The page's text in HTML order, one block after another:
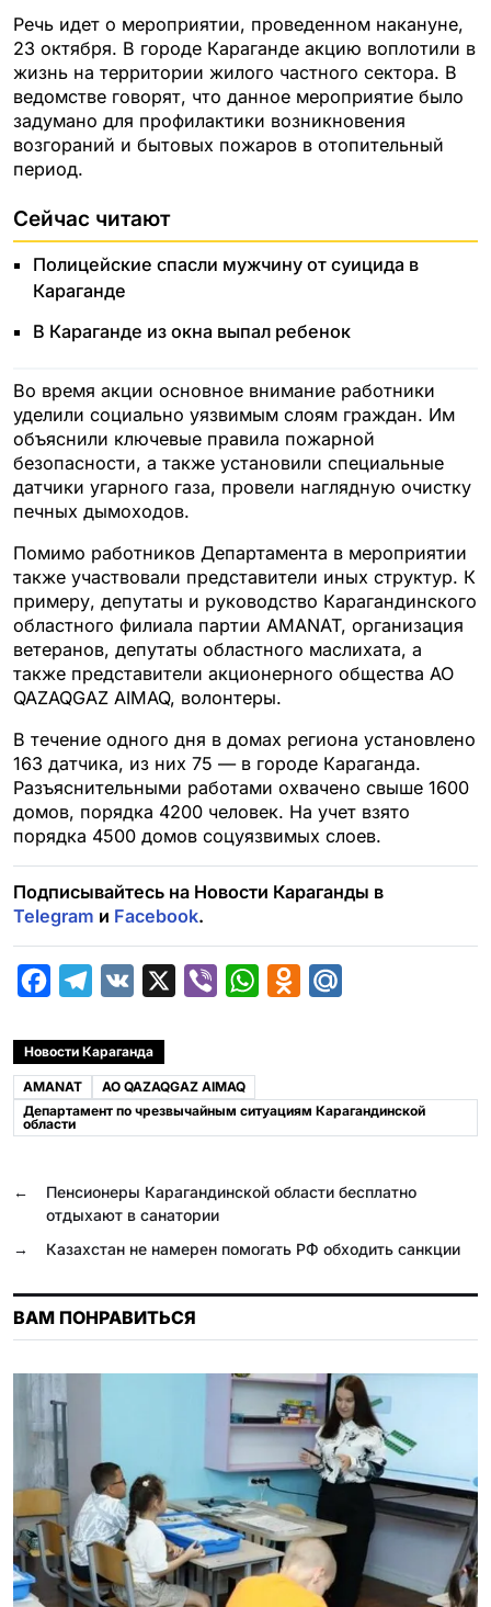
Речь идет о мероприятии, проведенном накануне,
23 октября. В городе Караганде акцию воплотили в
жизнь на территории жилого частного сектора. В
ведомстве говорят, что данное мероприятие было
задумано для профилактики возникновения
возгораний и бытовых пожаров в отопительный
период.
Сейчас читают
Полицейские спасли мужчину от суицида в
Караганде
В Караганде из окна выпал ребенок
Во время акции основное внимание работники
уделили социально уязвимым слоям граждан. Им
объяснили ключевые правила пожарной
безопасности, а также установили специальные
датчики угарного газа, провели наглядную очистку
печных дымоходов.
Помимо работников Департамента в мероприятии
также участвовали представители иных структур. К
примеру, депутаты и руководство Карагандинского
областного филиала партии AMANAT, организация
ветеранов, депутаты областного маслихата, а
также представители акционерного общества АО
QAZAQGAZ AIMAQ, волонтеры.
В течение одного дня в домах региона установлено
163 датчика, из них 75 — в городе Караганда.
Разъяснительными работами охвачено свыше 1600
домов, порядка 4200 человек. На учет взято
порядка 4500 домов соцуязвимых слоев.
Подписывайтесь на Новости Караганды в
Telegram и Facebook.
c
e
b
k
l
e
g
m
e
r
W
s
k
s
k
i
.
Новости Караганда
AMANAT
АО QAZAQGAZ AIMAQ
Департамент по чрезвычайным ситуациям Карагандинской
области
←
Пенсионеры Карагандинской области бесплатно
отдыхают в санатории
→
Казахстан не намерен помогать РФ обходить санкции
ВАМ ПОНРАВИТЬСЯ